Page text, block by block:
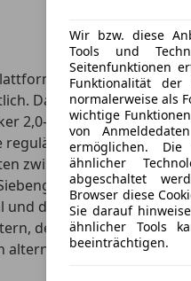
Wir bzw. diese
Tools und
Seitenfunktionen
Funktionalität der
normalerweise als
wichtige
von
ermöglichen.
ähnlicher
abgeschaltet
Browser diese
Sie darauf
ähnlicher Tools
beeinträchtigen.
stehen, zeigt sich
Dazu gehören unter
2,0-Liter-TDI mit
reguläre Motorisierung
zwischen 299 und 367
der V6-TFSI in
der Audi S5 besitzt
alternativ ein